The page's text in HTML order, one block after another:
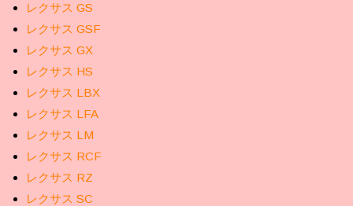
レクサス GS
レクサス GSF
レクサス GX
レクサス HS
レクサス LBX
レクサス LFA
レクサス LM
レクサス RCF
レクサス RZ
レクサス SC